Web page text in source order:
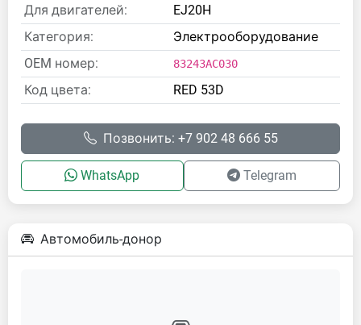
Для двигателей:
EJ20H
Категория:
Электрооборудование
OEM номер:
83243AC030
Код цвета: RED 53D
Позвонить: +7 902 48 666 55
WhatsApp Telegram
Автомобиль-донор